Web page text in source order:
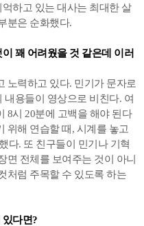
하고 있는 대사는 최대한 살
분은 순화했다.
꽤 어려웠을 것 같은데 이러
력하고 있다. 민기가 문자로
용들이 영상으로 비친다. 여
8시 20분에 고백을 해야 된다
위해 연습할 때, 시계를 놓고
다. 또 친구들이 민기나 기혁
면 전체를 보여주는 것이 아니
처럼 주목할 수 있도록 하는
다면?